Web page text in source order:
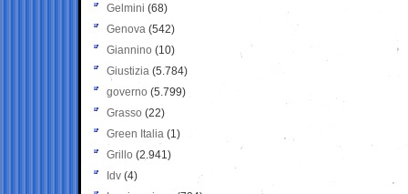
Gelmini (68)
Genova (542)
Giannino (10)
Giustizia (5.784)
governo (5.799)
Grasso (22)
Green Italia (1)
Grillo (2.941)
Idv (4)